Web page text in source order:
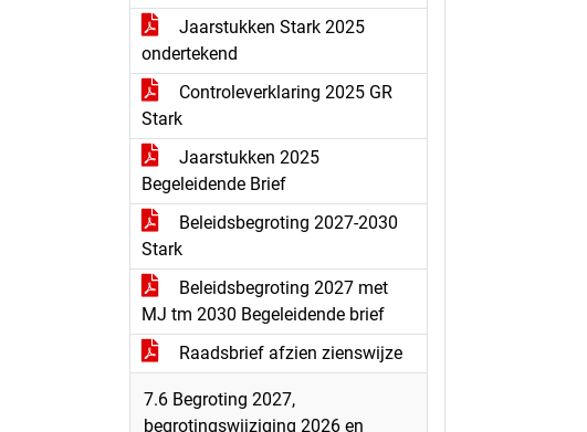
Jaarstukken Stark 2025
ondertekend
Controleverklaring 2025 GR
Stark
Jaarstukken 2025
Begeleidende Brief
Beleidsbegroting 2027-2030
Stark
Beleidsbegroting 2027 met
MJ tm 2030 Begeleidende brief
Raadsbrief afzien zienswijze
7.6 Begroting 2027,
begrotingswijziging 2026 en